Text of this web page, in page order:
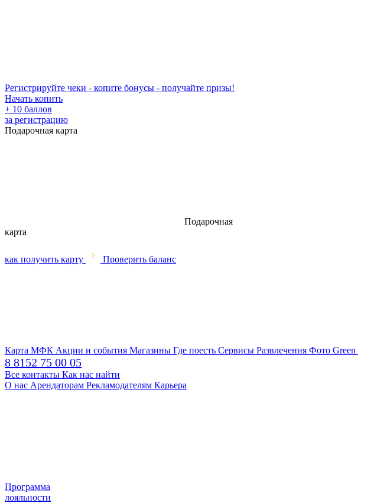
Регистрируйте чеки - копите бонусы - получайте призы!
Начать копить
+ 10 баллов
за регистрацию
Подарочная карта
Подарочная
карта
как получить карту Проверить баланс
Карта МФК Акции и события Магазины Где поесть Сервисы Развлечения Фото Green
8 8152 75 00 05
Все контакты Как нас найти
О нас Арендаторам Рекламодателям Карьера
Программа
лояльности